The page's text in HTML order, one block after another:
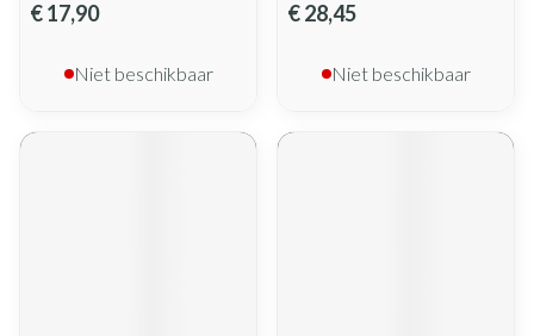
€ 17,90
Niet beschikbaar
€ 28,45
Niet beschikbaar